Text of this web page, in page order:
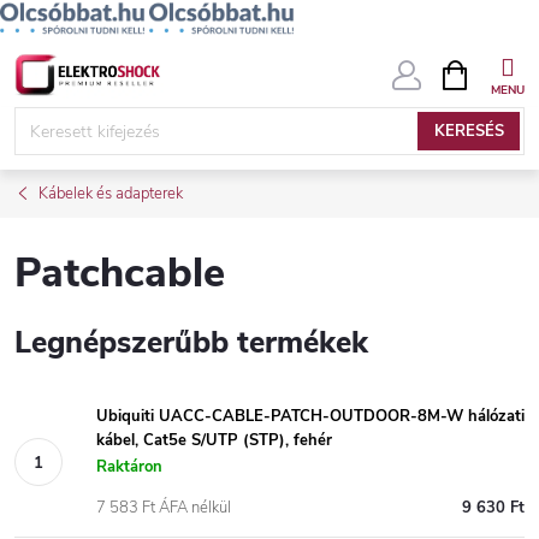
Ugrás
KERESÉS
KOSÁR
Kábelek és adapterek
Patchcable
Legnépszerűbb termékek
Ubiquiti UACC-CABLE-PATCH-OUTDOOR-8M-W hálózati
kábel, Cat5e S/UTP (STP), fehér
Raktáron
9 630 Ft
7 583 Ft ÁFA nélkül